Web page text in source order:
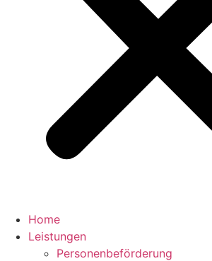
Home
Leistungen
Personenbeförderung